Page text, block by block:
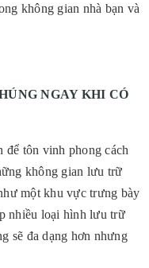
không gian nhà bạn và
NGAY KHI CÓ
để tôn vinh phong cách
không gian lưu trữ
một khu vực trưng bày
nhiều loại hình lưu trữ
sẽ đa dạng hơn nhưng